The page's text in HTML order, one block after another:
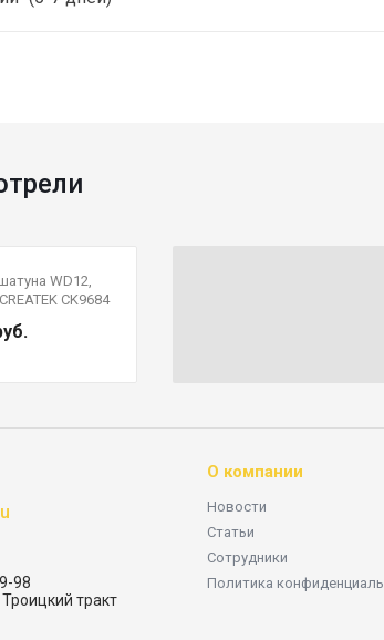
WD12,
CK9684
98
тракт
О компании
Новости
Статьи
Сотрудники
Политика